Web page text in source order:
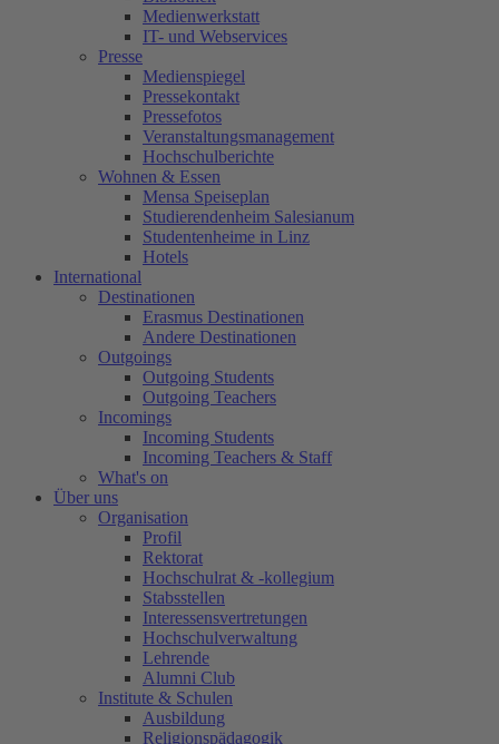
Medienwerkstatt
IT- und Webservices
Presse
Medienspiegel
Pressekontakt
Pressefotos
Veranstaltungsmanagement
Hochschulberichte
Wohnen & Essen
Mensa Speiseplan
Studierendenheim Salesianum
Studentenheime in Linz
Hotels
International
Destinationen
Erasmus Destinationen
Andere Destinationen
Outgoings
Outgoing Students
Outgoing Teachers
Incomings
Incoming Students
Incoming Teachers & Staff
What's on
Über uns
Organisation
Profil
Rektorat
Hochschulrat & -kollegium
Stabsstellen
Interessensvertretungen
Hochschulverwaltung
Lehrende
Alumni Club
Institute & Schulen
Ausbildung
Religionspädagogik